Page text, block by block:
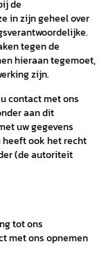
de
in zijn geheel over
tegen de
hieraan tegemoet,
zijn.
contact met ons
aan dit
uw gegevens
heeft ook het recht
(de autoriteit
tot ons
met ons opnemen